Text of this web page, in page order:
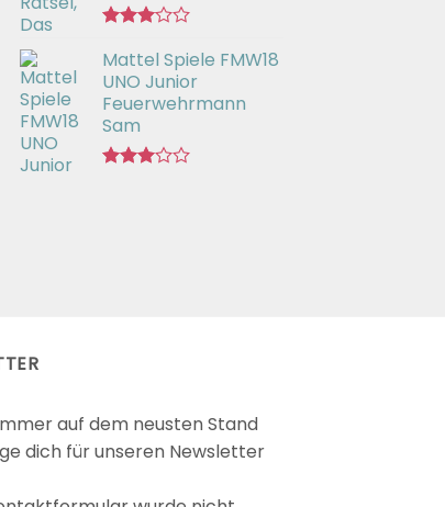
mit
3.00
von 5
Mattel Spiele FMW18
UNO Junior
Feuerwehrmann
Sam
auf dem neusten Stand
dich für unseren Newsletter